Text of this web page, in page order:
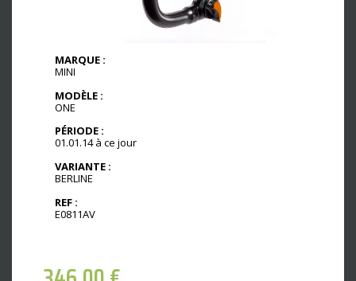
MARQUE :
MINI
MODÈLE :
ONE
PÉRIODE :
01.01.14 à ce jour
VARIANTE :
BERLINE
REF :
E0811AV